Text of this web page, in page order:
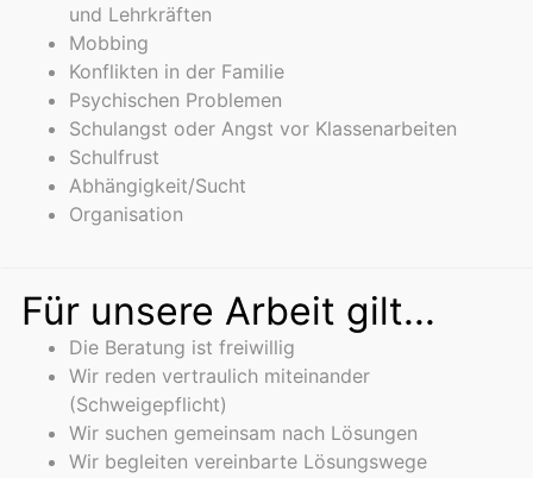
und Lehrkräften
Mobbing
Konflikten in der Familie
Psychischen Problemen
Schulangst oder Angst vor Klassenarbeiten
Schulfrust
Abhängigkeit/Sucht
Organisation
Für unsere Arbeit gilt...
Die Beratung ist freiwillig
Wir reden vertraulich miteinander
(Schweigepflicht)
Wir suchen gemeinsam nach Lösungen
Wir begleiten vereinbarte Lösungswege